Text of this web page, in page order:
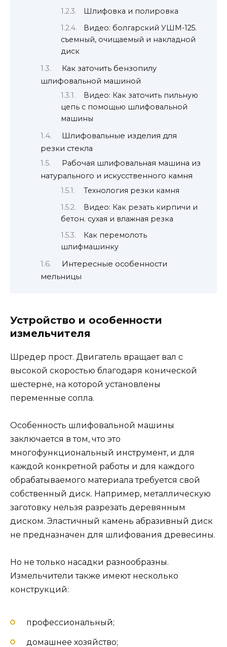
Шлифовка и полировка
Видео: болгарский УШМ-125.
съемный, очищаемый и накладной
диск
Как заточить бензопилу
шлифовальной машиной
Видео: Как заточить пильную
цепь с помощью шлифовальной
машины
Шлифовальные изделия для
резки стекла
Рабочая шлифовальная машина из
натурального и искусственного камня
Технология резки камня
Видео: Как резать кирпичи и
бетон. сухая и влажная резка
Как перемолоть
шлифмашинку
Интересные особенности
мельницы
Устройство и особенности
измельчителя
Шредер прост. Двигатель вращает вал с
высокой скоростью благодаря конической
шестерне, на которой установлены
переменные сопла.
Особенность шлифовальной машины
заключается в том, что это
многофункциональный инструмент, и для
каждой конкретной работы и для каждого
обрабатываемого материала требуется свой
собственный диск. Например, металлическую
заготовку нельзя разрезать деревянным
диском. Эластичный камень абразивный диск
не предназначен для шлифования древесины.
Но не только насадки разнообразны.
Измельчители также имеют несколько
конструкций:
профессиональный;
домашнее хозяйство;